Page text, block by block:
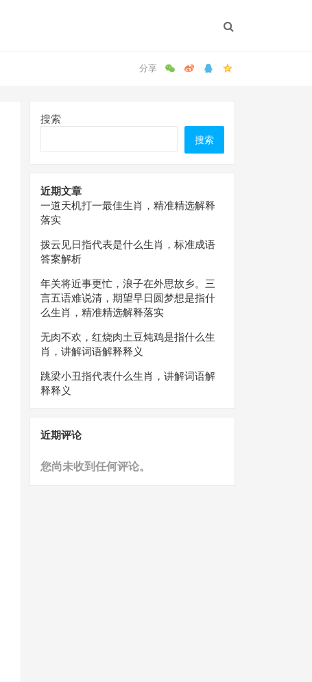
搜索
搜索
近期文章
一道天机打一最佳生肖，精准精选解释
落实
拨云见日指代表是什么生肖，标准成语
答案解析
年关将近事更忙，浪子在外思故乡。三
言五语难说清，期望早日圆梦想是指什
么生肖，精准精选解释落实
无肉不欢，红烧肉土豆炖鸡是指什么生
肖，讲解词语解释释义
跳梁小丑指代表什么生肖，讲解词语解
释释义
近期评论
您尚未收到任何评论。